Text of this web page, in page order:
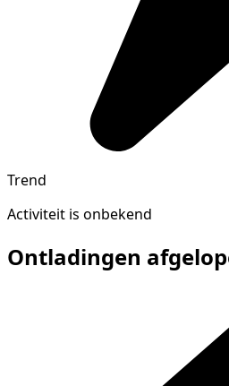
Trend
Activiteit is onbekend
Ontladingen